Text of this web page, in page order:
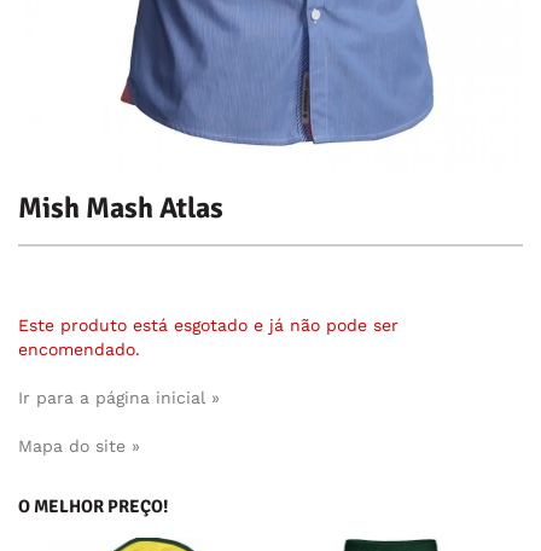
Mish Mash Atlas
Este produto está esgotado e já não pode ser
encomendado.
Ir para a página inicial »
Mapa do site »
O MELHOR PREÇO!